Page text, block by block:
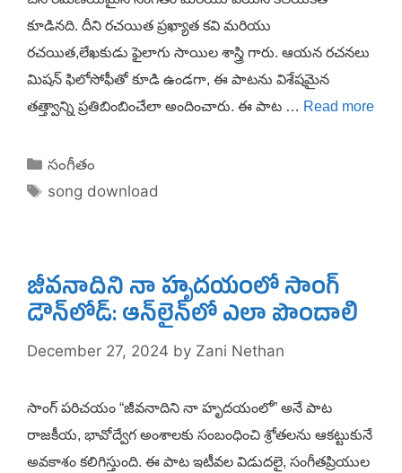
కూడినది. దీని రచయిత ప్రఖ్యాత కవి మరియు
రచయిత,లేఖకుడు ఫైలాగు సాయిల శాస్త్రి గారు. ఆయన రచనలు
మిషన్ ఫిలోసోఫీతో కూడి ఉండగా, ఈ పాటను విశేషమైన
తత్త్వాన్ని ప్రతిబింబించేలా అందించారు. ఈ పాట … Read more
Categories
సంగీతం
Tags
song download
జీవనాదిని నా హృదయంలో సాంగ్
డౌన్‌లోడ్: ఆన్‌లైన్‌లో ఎలా పొందాలి
December 27, 2024 by Zani Nethan
సాంగ్ పరిచయం “జీవనాదిని నా హృదయంలో” అనే పాట
రాజకీయ, భావోద్వేగ అంశాలకు సంబంధించి శ్రోతలను ఆకట్టుకునే
అవకాశం కలిగిస్తుంది. ఈ పాట ఇటీవల విడుదలై, సంగీతప్రియుల